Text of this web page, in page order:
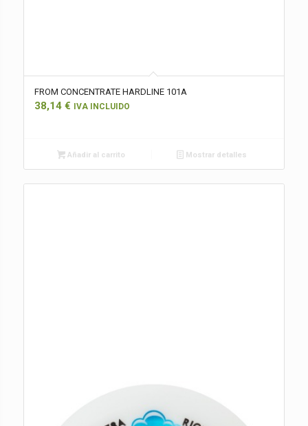
FROM CONCENTRATE HARDLINE 101A
38,14 € IVA INCLUIDO
Añadir al carrito Mostrar detalles